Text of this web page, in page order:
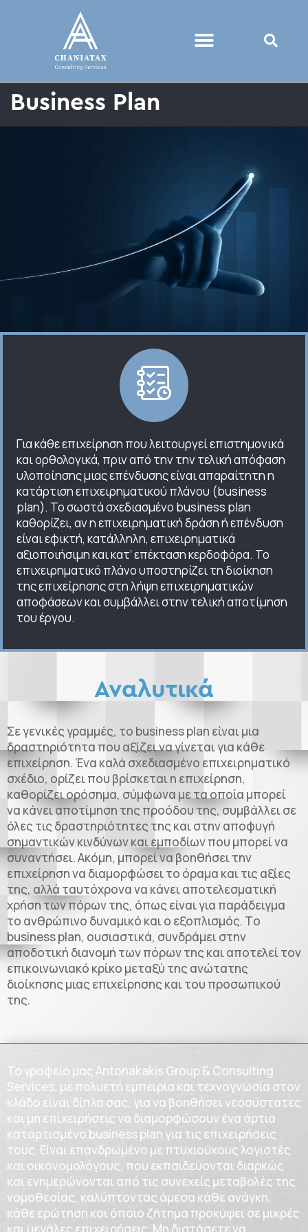
Business Plan
Για κάθε επιχείρηση που λειτουργεί επιστημονικά
και ορθολογικά, πριν από την την τελική απόφαση
υλοποίησης μιας επένδυσης είναι απαραίτητη η
κατάρτιση επιχειρηματικού πλάνου (business
plan). Το σωστά σχεδιασμένο business plan
καθορίζει, αν η επιχειρηματική δράση ή επένδυση
είναι εφικτή, κατάλληλη, επιχειρηματικά
αξιοποιήσιμη και κατ’ επέκταση κερδοφόρα. Το
επιχειρηματικό πλάνο υποστηρίζει τη διοίκηση
της επιχείρησης στη λήψη επιχειρηματικών
αποφάσεων και συμβάλλει στην τελική αποτίμηση
του έργου.
Αναλυτικά
Σε γενικές γραμμές, το business plan είναι μια
δραστηριότητα που αξίζει να γίνεται για κάθε
επιχείρηση. Ένα καλά σχεδιασμένο επιχειρηματικό
σχέδιο, ορίζει που βρίσκεται η επιχείρηση,
καθορίζει ορόσημα, σύμφωνα με τα οποία μπορεί
να κάνει αποτίμηση της προόδου της, συμβάλλει σε
όλες τις δραστηριότητες της και στην αποφυγή
σημαντικών κινδύνων και εμποδίων που μπορεί να
συναντήσει. Ακόμη, μπορεί να βοηθήσει την
επιχείρηση να διαμορφώσει το όραμα και τις αξίες
της, αλλά ταυτόχρονα να κάνει αποτελεσματική
χρήση των πόρων της, όπως είναι για παράδειγμα
το ανθρώπινο δυναμικό και ο εξοπλισμός. Tο
business plan, ουσιαστικά, συνδράμει στην
αποδοτική διανομή των πόρων της και αποτελεί τον
επικοινωνιακό κρίκο μεταξύ της ανώτατης
διοίκησης μιας επιχείρησης και του προσωπικού
της.
Το γραφείο μας Antonakakis Group & Consulting
Services, με πολυετή εμπειρία και τεχνογνωσία στον
κλάδο είναι δίπλα σας, για να βοηθήσει νεοσύστατες
και μη επιχειρήσεις να διαμορφώσουν ένα άρτια
καταρτισμένο business plan για τις επιχειρήσεις
τους. Είναι επανδρωμένο με πτυχιούχους λογιστές
και οικονομολόγους, που εκπαιδεύονται διαρκώς
και ενημερώνονται από τις συνεχείς μεταβολές της
νομοθεσίας, καλύπτοντας άμεσα κάθε ανάγκη,
κάθε ερώτηση και όποιο ζήτημα προκύψει σε μικρές
και μεγάλες επιχειρήσεις. Μη διστάσετε να